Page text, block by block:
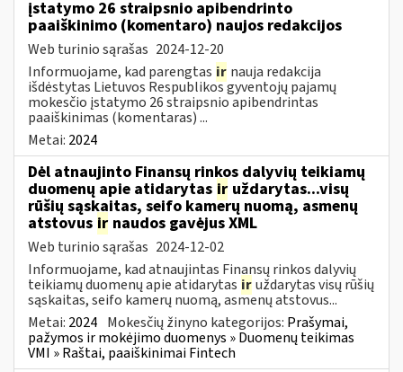
įstatymo 26 straipsnio apibendrinto
paaiškinimo (komentaro) naujos redakcijos
Web turinio sąrašas 2024-12-20
Informuojame, kad parengtas ir nauja redakcija
išdėstytas Lietuvos Respublikos gyventojų pajamų
mokesčio įstatymo 26 straipsnio apibendrintas
paaiškinimas (komentaras) ...
Metai: 2024
Dėl atnaujinto Finansų rinkos dalyvių teikiamų
duomenų apie atidarytas ir uždarytas...visų
rūšių sąskaitas, seifo kamerų nuomą, asmenų
atstovus ir naudos gavėjus XML
Web turinio sąrašas 2024-12-02
Informuojame, kad atnaujintas Finansų rinkos dalyvių
teikiamų duomenų apie atidarytas iruždarytas visų rūšių
sąskaitas, seifo kamerų nuomą, asmenų atstovus...
Metai: 2024 Mokesčių žinyno kategorijos: Prašymai,
pažymos ir mokėjimo duomenys » Duomenų teikimas
VMI » Raštai, paaiškinimai Fintech